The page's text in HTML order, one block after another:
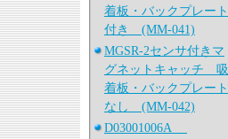
着板・バックプレート
付き (MM-041)
MGSR-2センサ付きマ
グネットキャッチ 吸
着板・バックプレート
なし (MM-042)
D03001006A